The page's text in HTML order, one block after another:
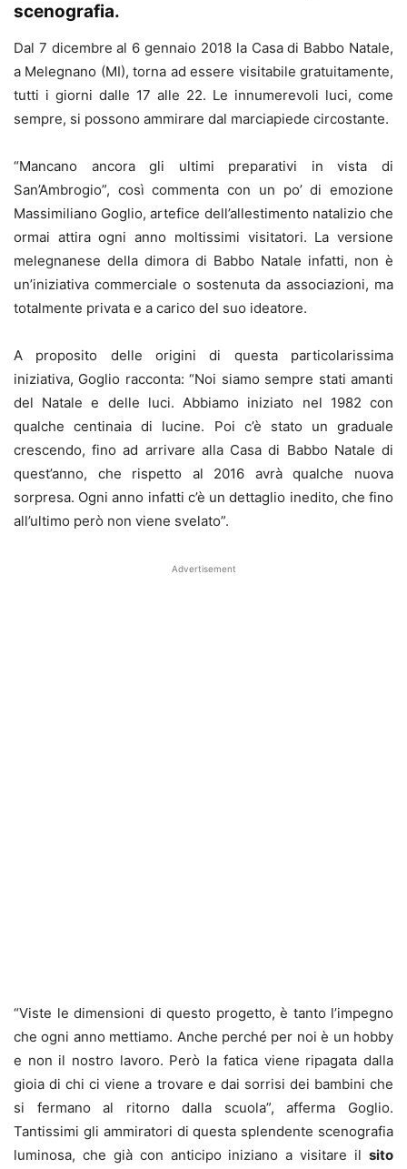
scenografia.
Dal 7 dicembre al 6 gennaio 2018 la Casa di Babbo Natale,
a Melegnano (MI), torna ad essere visitabile gratuitamente,
tutti i giorni dalle 17 alle 22. Le innumerevoli luci, come
sempre, si possono ammirare dal marciapiede circostante.
“Mancano ancora gli ultimi preparativi in vista di
San’Ambrogio”, così commenta con un po’ di emozione
Massimiliano Goglio, artefice dell’allestimento natalizio che
ormai attira ogni anno moltissimi visitatori. La versione
melegnanese della dimora di Babbo Natale infatti, non è
un’iniziativa commerciale o sostenuta da associazioni, ma
totalmente privata e a carico del suo ideatore.
A proposito delle origini di questa particolarissima
iniziativa, Goglio racconta: “Noi siamo sempre stati amanti
del Natale e delle luci. Abbiamo iniziato nel 1982 con
qualche centinaia di lucine. Poi c’è stato un graduale
crescendo, fino ad arrivare alla Casa di Babbo Natale di
quest’anno, che rispetto al 2016 avrà qualche nuova
sorpresa. Ogni anno infatti c’è un dettaglio inedito, che fino
all’ultimo però non viene svelato”.
Advertisement
“Viste le dimensioni di questo progetto, è tanto l’impegno
che ogni anno mettiamo. Anche perché per noi è un hobby
e non il nostro lavoro. Però la fatica viene ripagata dalla
gioia di chi ci viene a trovare e dai sorrisi dei bambini che
si fermano al ritorno dalla scuola”, afferma Goglio.
Tantissimi gli ammiratori di questa splendente scenografia
luminosa, che già con anticipo iniziano a visitare il sito